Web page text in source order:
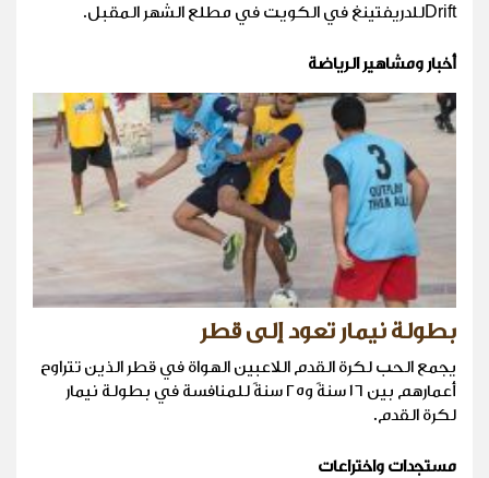
Driftللدريفتينغ في الكويت في مطلع الشهر المقبل.
أخبار ومشاهير الرياضة
بطولة نيمار تعود إلى قطر
يجمع الحب لكرة القدم اللاعبين الهواة في قطر الذين تتراوح
أعمارهم بين ١٦ سنةً و٢٥ سنةً للمنافسة في بطولة نيمار
لكرة القدم.
مستجدات واختراعات